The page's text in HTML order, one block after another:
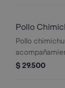
Pollo
Pollo
$ 29.500